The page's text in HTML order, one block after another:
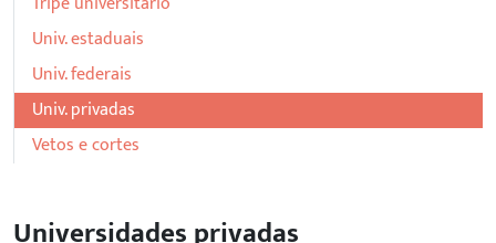
Univ. estaduais
Univ. federais
Univ. privadas
Vetos e cortes
Universidades privadas